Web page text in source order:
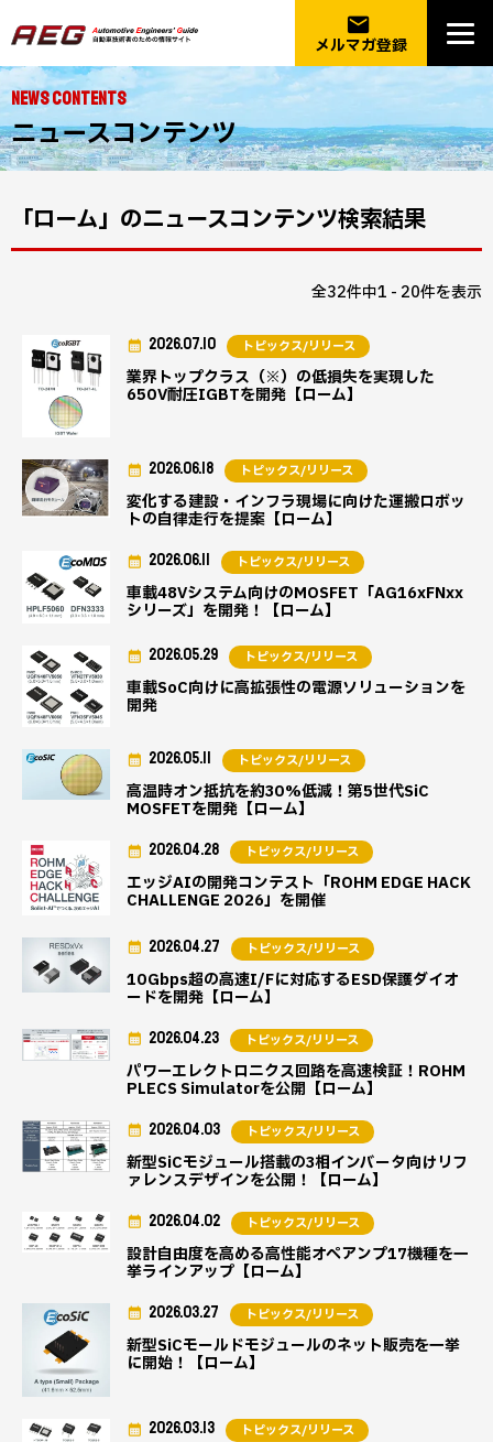
email
メルマガ登録
NEWS CONTENTS
ニュースコンテンツ
「ローム」のニュースコンテンツ検索結果
全32件中1 - 20件を表示
業界トップクラス（※）の低損失を実現した
650V耐圧IGBTを開発【ローム】
2026.07.10 トピックス/リリース
変化する建設・インフラ現場に向けた運搬ロボッ
トの自律走行を提案【ローム】
2026.06.18 トピックス/リリース
車載48Vシステム向けのMOSFET「AG16xFNxx
シリーズ」を開発！【ローム】
2026.06.11 トピックス/リリース
車載SoC向けに高拡張性の電源ソリューションを
開発
2026.05.29 トピックス/リリース
高温時オン抵抗を約30%低減！第5世代SiC
MOSFETを開発【ローム】
2026.05.11 トピックス/リリース
エッジAIの開発コンテスト「ROHM EDGE HACK
CHALLENGE 2026」を開催
2026.04.28 トピックス/リリース
10Gbps超の高速I/Fに対応するESD保護ダイオ
ードを開発【ローム】
2026.04.27 トピックス/リリース
パワーエレクトロニクス回路を高速検証！ROHM
PLECS Simulatorを公開【ローム】
2026.04.23 トピックス/リリース
新型SiCモジュール搭載の3相インバータ向けリフ
ァレンスデザインを公開！【ローム】
2026.04.03 トピックス/リリース
設計自由度を高める高性能オペアンプ17機種を一
挙ラインアップ【ローム】
2026.04.02 トピックス/リリース
新型SiCモールドモジュールのネット販売を一挙
に開始！【ローム】
2026.03.27 トピックス/リリース
2026.03.13 トピックス/リリース